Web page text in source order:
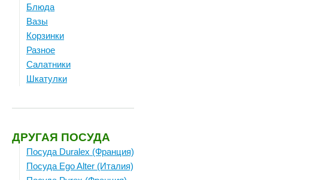
Блюда
Вазы
Корзинки
Разное
Салатники
Шкатулки
ДРУГАЯ ПОСУДА
Посуда Duralex (Франция)
Посуда Ego Alter (Италия)